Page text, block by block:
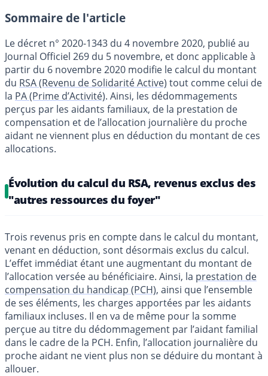
Sommaire de l'article
Le décret n° 2020-1343 du 4 novembre 2020, publié au
Journal Officiel 269 du 5 novembre, et donc applicable à
partir du 6 novembre 2020 modifie le calcul du montant
du RSA (Revenu de Solidarité Active) tout comme celui de
la PA (Prime d’Activité). Ainsi, les dédommagements
perçus par les aidants familiaux, de la prestation de
compensation et de l’allocation journalière du proche
aidant ne viennent plus en déduction du montant de ces
allocations.
Évolution du calcul du RSA, revenus exclus des
"autres ressources du foyer"
Trois revenus pris en compte dans le calcul du montant,
venant en déduction, sont désormais exclus du calcul.
L’effet immédiat étant une augmentant du montant de
l’allocation versée au bénéficiaire. Ainsi, la prestation de
compensation du handicap (PCH), ainsi que l’ensemble
de ses éléments, les charges apportées par les aidants
familiaux incluses. Il en va de même pour la somme
perçue au titre du dédommagement par l’aidant familial
dans le cadre de la PCH. Enfin, l’allocation journalière du
proche aidant ne vient plus non se déduire du montant à
allouer.